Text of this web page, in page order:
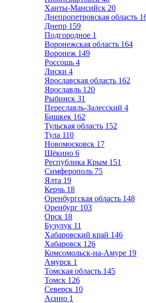
Ханты-Мансийск 20
Днепропетровская область
Днепр 159
Подгородное 1
Воронежская область 164
Воронеж 149
Россошь 4
Лиски 4
Ярославская область 162
Ярославль 120
Рыбинск 31
Переславль-Залесский 4
Бишкек 162
Тульская область 152
Тула 110
Новомосковск 17
Щёкино 6
Республика Крым 151
Симферополь 75
Ялта 19
Керчь 18
Оренбургская область 148
Оренбург 103
Орск 18
Бузулук 11
Хабаровский край 146
Хабаровск 126
Комсомольск-на-Амуре 19
Амурск 1
Томская область 145
Томск 126
Северск 10
Асино 1